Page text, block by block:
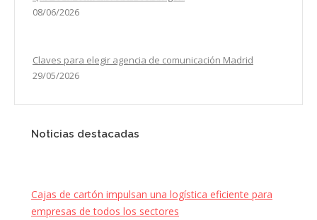
08/06/2026
Claves para elegir agencia de comunicación Madrid
29/05/2026
Noticias destacadas
Cajas de cartón impulsan una logística eficiente para
empresas de todos los sectores